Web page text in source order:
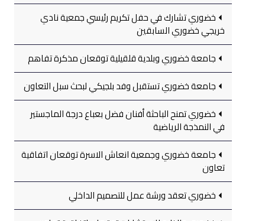
خضوري تشارك في حفل تكريم رئيسي جمعية نادي
خريجي خضوري السابقين
جامعة خضوري وبلدية قلقيلية توقعان مذكرة تفاهم
جامعة خضوري تستقبل وفد بلجيكي لبحث سبل التعاون
خضوري تمنح الباحثة أفنان فضل بعباع درجة الماجستير
في النمذجة الرياضية
جامعة خضوري وجمعية انعاش الاسرة توقعان اتفاقية
تعاون
خضوري تعقد ورشة عمل للتصميم الداخلي